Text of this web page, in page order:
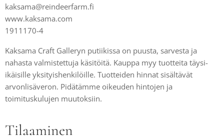
kaksama@reindeerfarm.fi
www.kaksama.com
1911170-4
Kaksama Craft Galleryn putiikissa on puusta, sarvesta ja
nahasta valmistettuja käsitöitä. Kauppa myy tuotteita täysi-
ikäisille yksityishenkilöille. Tuotteiden hinnat sisältävät
arvonlisäveron. Pidätämme oikeuden hintojen ja
toimituskulujen muutoksiin.
Tilaaminen